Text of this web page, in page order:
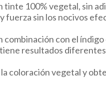
tinte 100% vegetal, sin
fuerza sin los nocivos
combinación con el
resultados
coloración vegetal y